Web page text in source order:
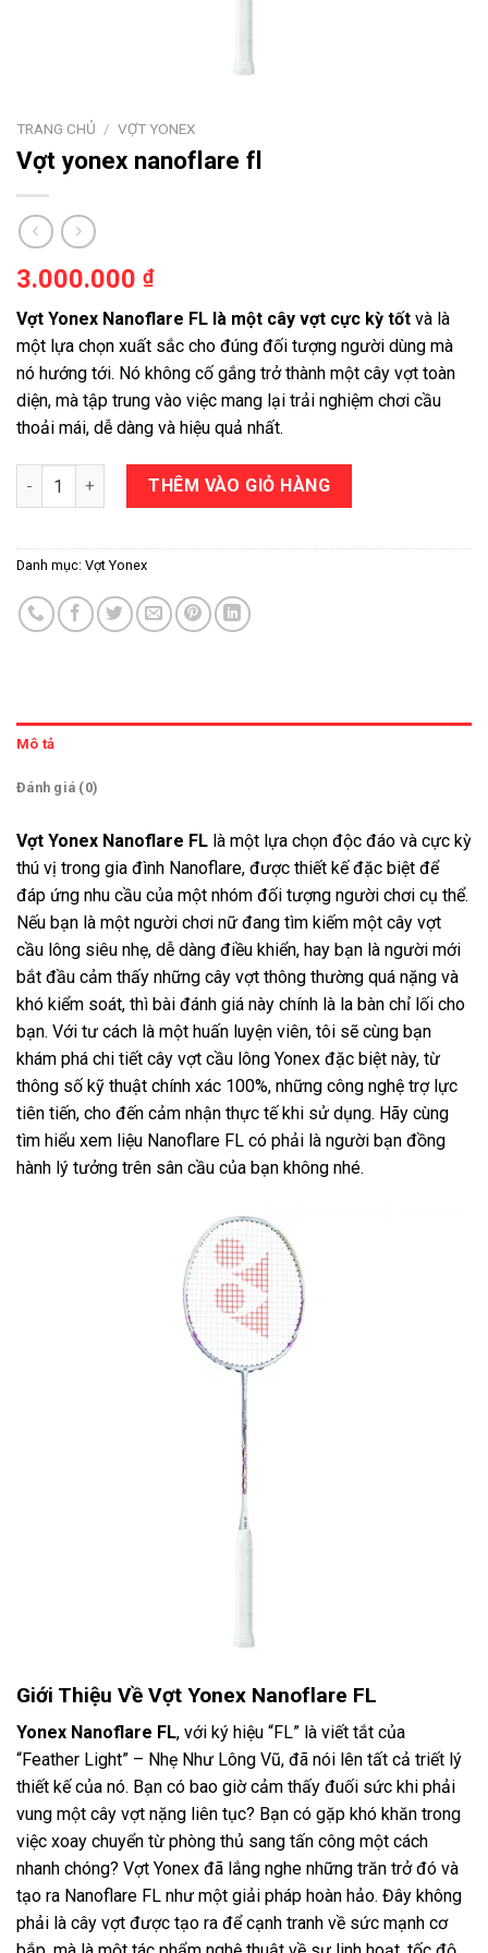
TRANG CHỦ / VỢT YONEX
Vợt yonex nanoflare fl
3.000.000 ₫
Vợt Yonex Nanoflare FL là một cây vợt cực kỳ tốt và là
một lựa chọn xuất sắc cho đúng đối tượng người dùng mà
nó hướng tới. Nó không cố gắng trở thành một cây vợt toàn
diện, mà tập trung vào việc mang lại trải nghiệm chơi cầu
thoải mái, dễ dàng và hiệu quả nhất.
Vợt yonex nanoflare fl số lượng
THÊM VÀO GIỎ HÀNG
Danh mục: Vợt Yonex
Mô tả
Đánh giá (0)
Vợt Yonex Nanoflare FL là một lựa chọn độc đáo và cực kỳ
thú vị trong gia đình Nanoflare, được thiết kế đặc biệt để
đáp ứng nhu cầu của một nhóm đối tượng người chơi cụ thể.
Nếu bạn là một người chơi nữ đang tìm kiếm một cây vợt
cầu lông siêu nhẹ, dễ dàng điều khiển, hay bạn là người mới
bắt đầu cảm thấy những cây vợt thông thường quá nặng và
khó kiểm soát, thì bài đánh giá này chính là la bàn chỉ lối cho
bạn. Với tư cách là một huấn luyện viên, tôi sẽ cùng bạn
khám phá chi tiết cây vợt cầu lông Yonex đặc biệt này, từ
thông số kỹ thuật chính xác 100%, những công nghệ trợ lực
tiên tiến, cho đến cảm nhận thực tế khi sử dụng. Hãy cùng
tìm hiểu xem liệu Nanoflare FL có phải là người bạn đồng
hành lý tưởng trên sân cầu của bạn không nhé.
Giới Thiệu Về Vợt Yonex Nanoflare FL
Yonex Nanoflare FL, với ký hiệu “FL” là viết tắt của
“Feather Light” – Nhẹ Như Lông Vũ, đã nói lên tất cả triết lý
thiết kế của nó. Bạn có bao giờ cảm thấy đuối sức khi phải
vung một cây vợt nặng liên tục? Bạn có gặp khó khăn trong
việc xoay chuyển từ phòng thủ sang tấn công một cách
nhanh chóng? Vợt Yonex đã lắng nghe những trăn trở đó và
tạo ra Nanoflare FL như một giải pháp hoàn hảo. Đây không
phải là cây vợt được tạo ra để cạnh tranh về sức mạnh cơ